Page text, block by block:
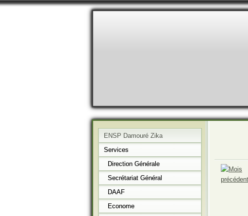
ENSP Damouré Zika
Services
Direction Générale
Secrétariat Général
DAAF
Econome